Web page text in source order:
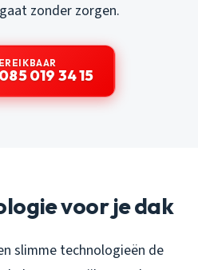
zonder zorgen.
019 34 15
voor je dak
slimme technologieën de